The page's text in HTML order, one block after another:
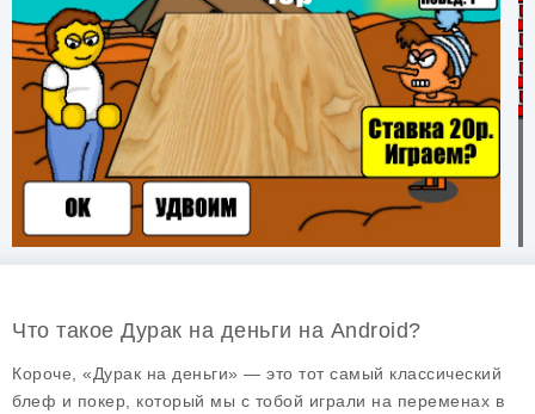
Что такое Дурак на деньги на Android?
Короче, «Дурак на деньги» — это тот самый классический
блеф и покер, который мы с тобой играли на переменах в